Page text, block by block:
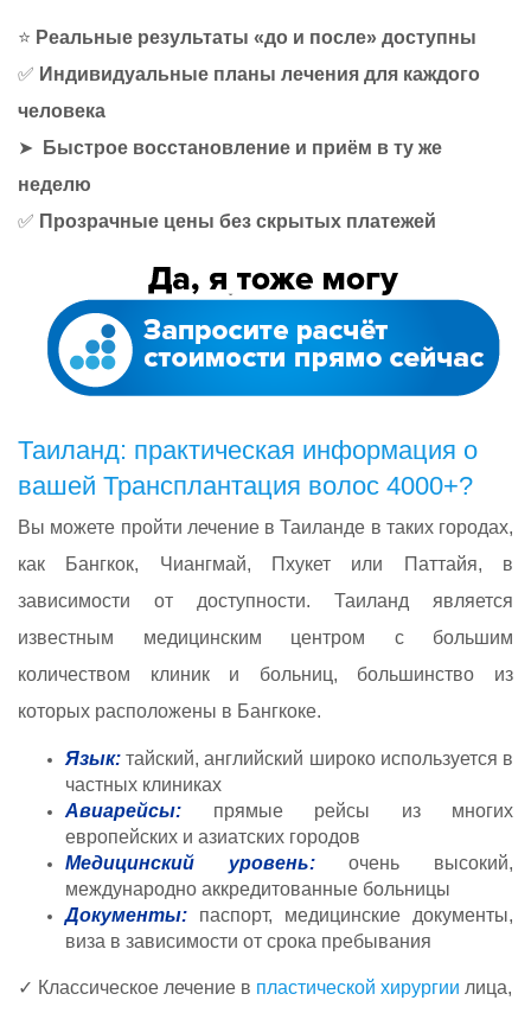
⭐ Реальные результаты «до и после» доступны
✅ Индивидуальные планы лечения для каждого
человека
➤
Быстрое восстановление и приём в ту же
неделю
✅ Прозрачные цены без скрытых платежей
Таиланд: практическая информация о
вашей Трансплантация волос 4000+?
Вы можете пройти лечение в Таиланде в таких городах,
как Бангкок, Чиангмай, Пхукет или Паттайя, в
зависимости от доступности. Таиланд является
известным медицинским центром с большим
количеством клиник и больниц, большинство из
которых расположены в Бангкоке.
Язык:тайский, английский широко используется в
частных клиниках
Авиарейсы: прямые рейсы из многих
европейских и азиатских городов
Медицинский уровень:очень высокий,
международно аккредитованные больницы
Документы: паспорт, медицинские документы,
виза в зависимости от срока пребывания
✓ Классическое лечение в пластической хирургии лица,